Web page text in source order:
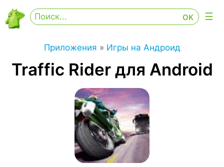
Приложения » Игры на Андроид
Traffic Rider для Android